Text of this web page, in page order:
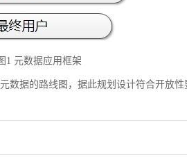
1 元数据应用框架
数据的路线图，据此规划设计符合开放